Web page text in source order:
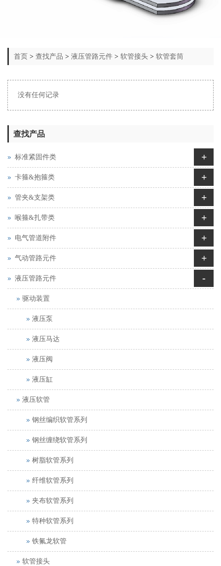
首页 > 查找产品 > 液压管路元件 > 软管接头 > 软管套筒
没有任何记录
查找产品
标准紧固件类 +
卡箍&抱箍类 +
管夹&支架类 +
喉箍&扎带类 +
电气管道附件 +
气动管路元件 +
液压管路元件 -
驱动装置
液压泵
液压马达
液压阀
液压缸
液压软管
钢丝编织软管系列
钢丝缠绕软管系列
树脂软管系列
纤维软管系列
夹布软管系列
特种软管系列
铁氟龙软管
软管接头